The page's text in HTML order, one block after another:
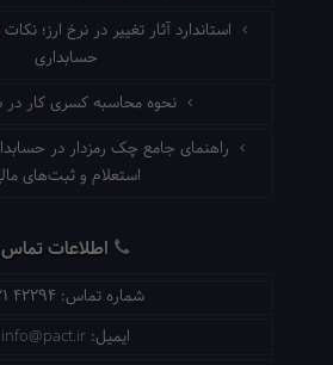
استاندارد آثار تغییر در نرخ ارز؛
حسابداری
نحوه محاسبه کسری کار در
راهنمای جامع چک رمزدار در
استعلام و ثبت‌های
اطلاعات تماس
شماره تماس: 42294
ایمیل: info@pact.ir